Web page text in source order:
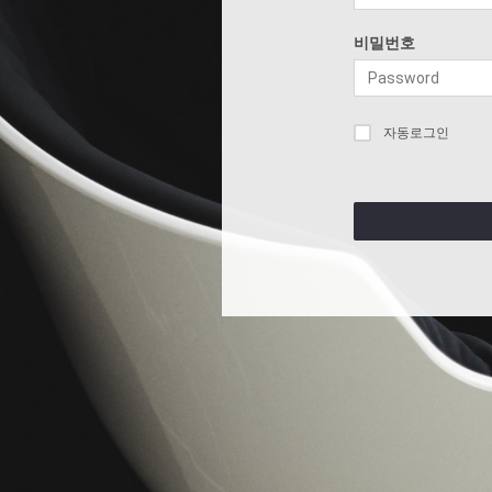
비밀번호
자동로그인